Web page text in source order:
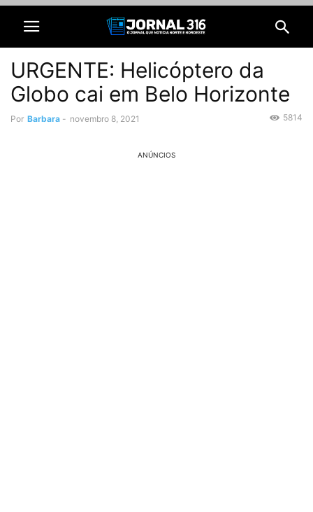
URGENTE: Helicóptero da
Globo cai em Belo Horizonte
Por Barbara - novembro 8, 2021 5814
ANÚNCIOS